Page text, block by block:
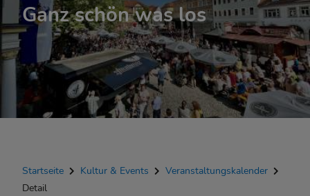
Ganz schön was los
Startseite Kultur & Events
Veranstaltungskalender
Detail